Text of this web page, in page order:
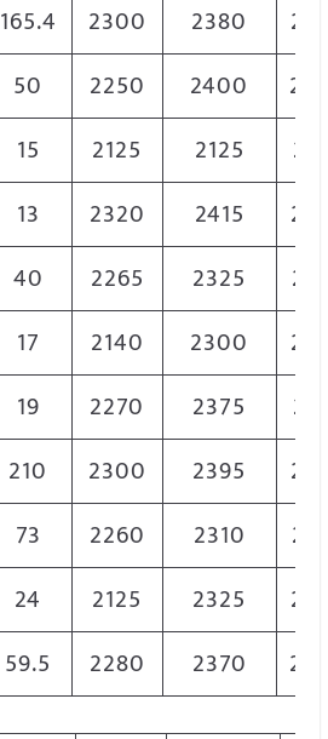
165.4 2300 2380
50 2250 2400
15 2125 2125
13 2320 2415
40 2265 2325
17 2140 2300
19 2270 2375
210 2300 2395
73 2260 2310
24 2125 2325
59.5 2280 2370